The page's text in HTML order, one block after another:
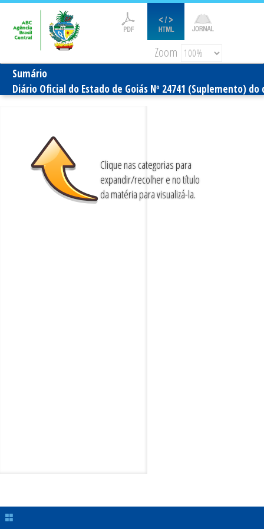
Zoom
Sumário
Diário Oficial do Estado de Goiás Nº 24741 (Suplemento) do
Clique nas categorias para
expandir/recolher e no título
da matéria para visualizá-la.